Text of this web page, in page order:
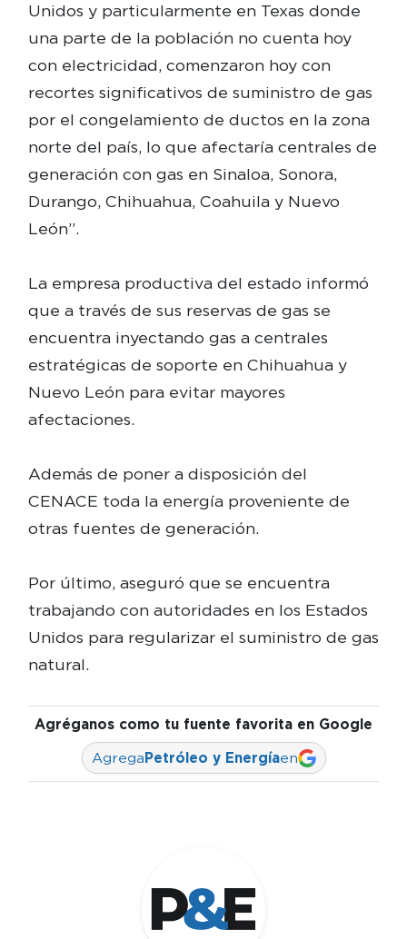
Unidos y particularmente en Texas donde
una parte de la población no cuenta hoy
con electricidad, comenzaron hoy con
recortes significativos de suministro de gas
por el congelamiento de ductos en la zona
norte del país, lo que afectaría centrales de
generación con gas en Sinaloa, Sonora,
Durango, Chihuahua, Coahuila y Nuevo
León”.
La empresa productiva del estado informó
que a través de sus reservas de gas se
encuentra inyectando gas a centrales
estratégicas de soporte en Chihuahua y
Nuevo León para evitar mayores
afectaciones.
Además de poner a disposición del
CENACE toda la energía proveniente de
otras fuentes de generación.
Por último, aseguró que se encuentra
trabajando con autoridades en los Estados
Unidos para regularizar el suministro de gas
natural.
Agréganos como tu fuente favorita en Google
AgregaPetróleo y Energíaen